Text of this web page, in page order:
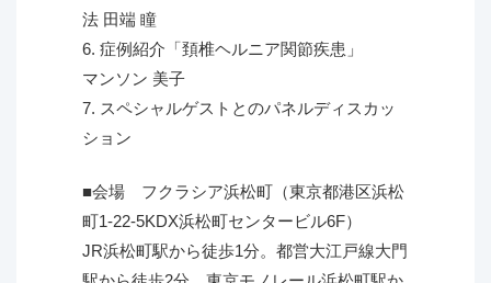
法 田端 瞳
6. 症例紹介「頚椎ヘルニア関節疾患」
マンソン 美子
7. スペシャルゲストとのパネルディスカッ
ション
■会場 フクラシア浜松町（東京都港区浜松
町1-22-5KDX浜松町センタービル6F）
JR浜松町駅から徒歩1分。都営大江戸線大門